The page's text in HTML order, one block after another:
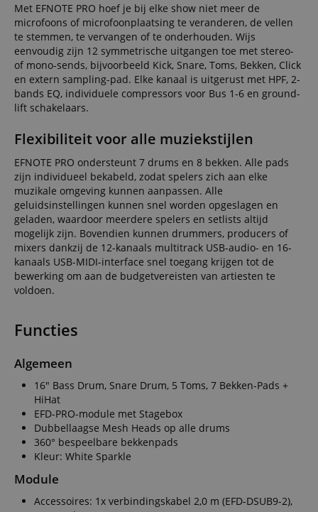
Met EFNOTE PRO hoef je bij elke show niet meer de
microfoons of microfoonplaatsing te veranderen, de vellen
te stemmen, te vervangen of te onderhouden. Wijs
eenvoudig zijn 12 symmetrische uitgangen toe met stereo-
of mono-sends, bijvoorbeeld Kick, Snare, Toms, Bekken, Click
en extern sampling-pad. Elke kanaal is uitgerust met HPF, 2-
bands EQ, individuele compressors voor Bus 1-6 en ground-
lift schakelaars.
Flexibiliteit voor alle muziekstijlen
EFNOTE PRO ondersteunt 7 drums en 8 bekken. Alle pads
zijn individueel bekabeld, zodat spelers zich aan elke
muzikale omgeving kunnen aanpassen. Alle
geluidsinstellingen kunnen snel worden opgeslagen en
geladen, waardoor meerdere spelers en setlists altijd
mogelijk zijn. Bovendien kunnen drummers, producers of
mixers dankzij de 12-kanaals multitrack USB-audio- en 16-
kanaals USB-MIDI-interface snel toegang krijgen tot de
bewerking om aan de budgetvereisten van artiesten te
voldoen.
Functies
Algemeen
16" Bass Drum, Snare Drum, 5 Toms, 7 Bekken-Pads +
HiHat
EFD-PRO-module met Stagebox
Dubbellaagse Mesh Heads op alle drums
360° bespeelbare bekkenpads
Kleur: White Sparkle
Module
Accessoires: 1x verbindingskabel 2,0 m (EFD-DSUB9-2),